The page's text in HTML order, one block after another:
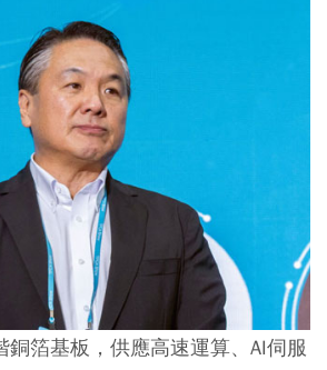
銅箔基板，供應高速運算、AI伺服